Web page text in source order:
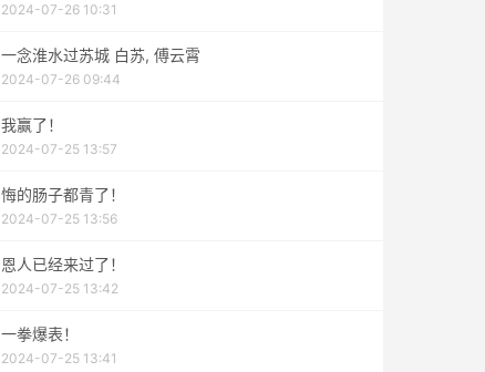
2024-07-26 10:31
一念淮水过苏城 白苏, 傅云霄
2024-07-26 09:44
我赢了！
2024-07-25 13:57
悔的肠子都青了！
2024-07-25 13:56
恩人已经来过了！
2024-07-25 13:42
一拳爆表！
2024-07-25 13:41